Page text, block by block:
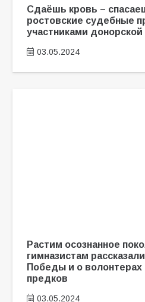
Сдаёшь кровь –
ростовские судебные
участниками донорской
03.05.2024
Растим осознанное
гимназистам
Победы и о волонтерах
предков
03.05.2024